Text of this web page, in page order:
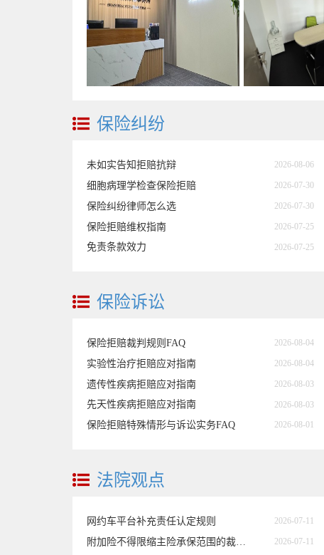
保险纠纷
未如实告知拒赔抗辩 2026-08-06
细胞病理学检查保险拒赔 2026-07-30
保险纠纷律师怎么选 2026-07-30
保险拒赔维权指南 2026-07-25
免责条款效力 2026-07-25
保险诉讼
保险拒赔裁判规则FAQ 2026-08-04
实验性治疗拒赔应对指南 2026-08-04
遗传性疾病拒赔应对指南 2026-08-03
先天性疾病拒赔应对指南 2026-08-03
保险拒赔特殊情形与诉讼实务FAQ 2026-08-01
法院观点
网约车平台补充责任认定规则 2026-07-11
2026-07-11